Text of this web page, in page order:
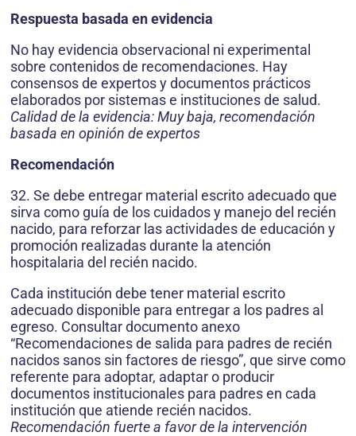
Respuesta basada en evidencia
No hay evidencia observacional ni experimental
sobre contenidos de recomendaciones. Hay
consensos de expertos y documentos prácticos
elaborados por sistemas e instituciones de salud.
Calidad de la evidencia: Muy baja, recomendación
basada en opinión de expertos
Recomendación
32. Se debe entregar material escrito adecuado que
sirva como guía de los cuidados y manejo del recién
nacido, para reforzar las actividades de educación y
promoción realizadas durante la atención
hospitalaria del recién nacido.
Cada institución debe tener material escrito
adecuado disponible para entregar a los padres al
egreso. Consultar documento anexo
“Recomendaciones de salida para padres de recién
nacidos sanos sin factores de riesgo”, que sirve como
referente para adoptar, adaptar o producir
documentos institucionales para padres en cada
institución que atiende recién nacidos.
Recomendación fuerte a favor de la intervención